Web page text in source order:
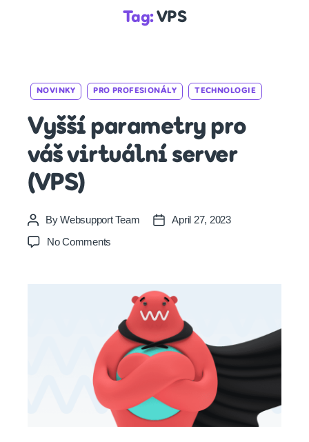
Tag: VPS
Categories
NOVINKY PRO PROFESIONÁLY TECHNOLOGIE
Vyšší parametry pro
váš virtuální server
(VPS)
Post
author
ByWebsupport Team
PostApril 27, 2023
No Comments
virtuální
server
(VPS)